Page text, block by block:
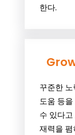
한다.
꾸준한
도움 등
수 있다
재력을